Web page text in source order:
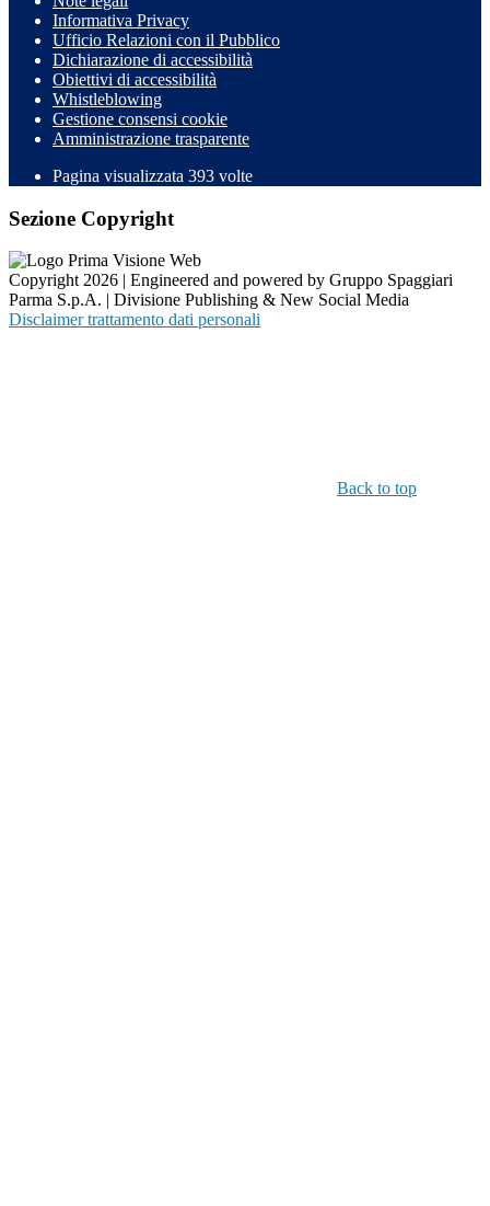
Informativa Privacy
Ufficio Relazioni con il Pubblico
Dichiarazione di accessibilità
Obiettivi di accessibilità
Whistleblowing
Gestione consensi cookie
Amministrazione trasparente
Pagina visualizzata 393 volte
Sezione Copyright
Copyright 2026 | Engineered and powered by Gruppo Spaggiari
Parma S.p.A. | Divisione Publishing & New Social Media
Disclaimer trattamento dati personali
Back to top